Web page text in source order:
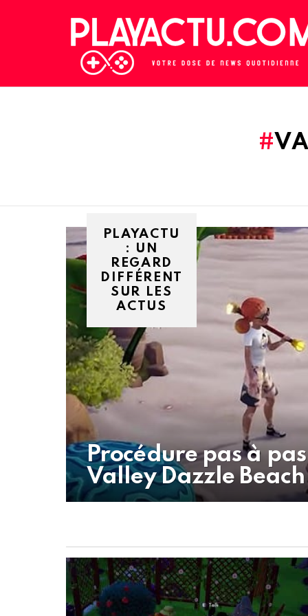
PLAYACTU
: UN
REGARD
DIFFÉRENT
SUR LES
ACTUS
Procédure pas à
Valley Dazzle Beach